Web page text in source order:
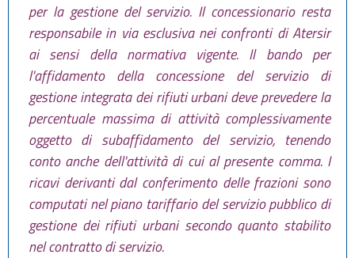
per la gestione del servizio. Il concessionario resta
responsabile in via esclusiva nei confronti di Atersir
ai sensi della normativa vigente. Il bando per
l'affidamento della concessione del servizio di
gestione integrata dei rifiuti urbani deve prevedere la
percentuale massima di attività complessivamente
oggetto di subaffidamento del servizio, tenendo
conto anche dell'attività di cui al presente comma. I
ricavi derivanti dal conferimento delle frazioni sono
computati nel piano tariffario del servizio pubblico di
gestione dei rifiuti urbani secondo quanto stabilito
nel contratto di servizio.